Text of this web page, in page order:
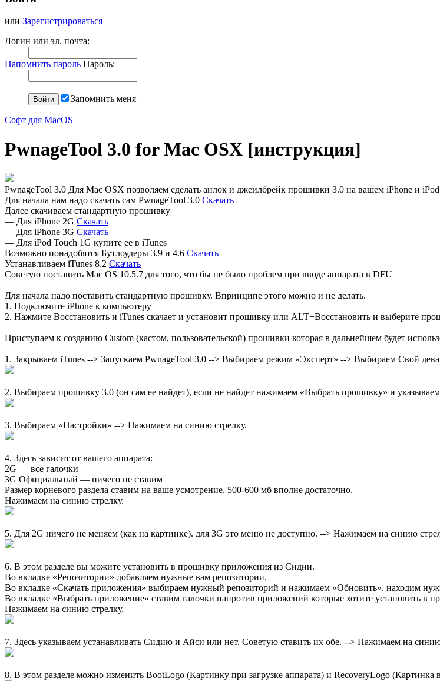
или Зарегистрироваться
Логин или эл. почта:
Напомнить пароль Пароль:
Запомнить меня
Софт для MacOS
PwnageTool 3.0 for Mac OSX [инструкция]
PwnageTool 3.0 Для Mac OSX позволяем сделать анлок и джеилбрейк прошивки 3.0 на вашем iPhone и
Для начала нам надо скачать сам PwnageTool 3.0 Скачать
Далее скачиваем стандартную прошивку
— Для iPhone 2G Скачать
— Для iPhone 3G Скачать
— Для iPod Touch 1G купите ее в iTunes
Возможно понадобятся Бутлоудеры 3.9 и 4.6 Скачать
Устанавливаем iTunes 8.2 Скачать
Советую поставить Mac OS 10.5.7 для того, что бы не было проблем при вводе аппарата в DFU
Для начала надо поставить стандартную прошивку. Впринципе этого можно и не делать.
1. Подключите iPhone к компьютеру
2. Нажмите Восстановить и iTunes скачает и установит прошивку или ALT+Восстановить и выберите
Приступаем к созданию Custom (кастом, пользовательской) прошивки которая в дальнейшем будет
1. Закрываем iTunes --> Запускаем PwnageTool 3.0 --> Выбираем режим «Эксперт» --> Выбираем Свой
2. Выбираем прошивку 3.0 (он сам ее найдет), если не найдет нажимаем «Выбрать прошивку» и
3. Выбираем «Настройки» --> Нажимаем на синию стрелку.
4. Здесь зависит от вашего аппарата:
2G — все галочки
3G Официальный — ничего не ставим
Размер корневого раздела ставим на ваше усмотрение. 500-600 мб вполне достаточно.
Нажимаем на синию стрелку.
5. Для 2G ничего не меняем (как на картинке). для 3G это меню не доступно. --> Нажимаем на синию
6. В этом разделе вы можите установить в прошивку приложения из Сидии.
Во вкладке «Репозитории» добавляем нужные вам репозитории.
Во вкладке «Скачать приложения» выбираем нужный репозиторий и нажимаем «Обновить». находим
Во вкладке «Выбрать приложение» ставим галочки напротив приложений которые хотите установить в
Нажимаем на синию стрелку.
7. Здесь указываем устанавливать Сидию и Айcи или нет. Советую ставить их обе. --> Нажимаем на синию
8. В этом разделе можно изменить BootLogo (Картинку при загрузке аппарата) и RecoveryLogo